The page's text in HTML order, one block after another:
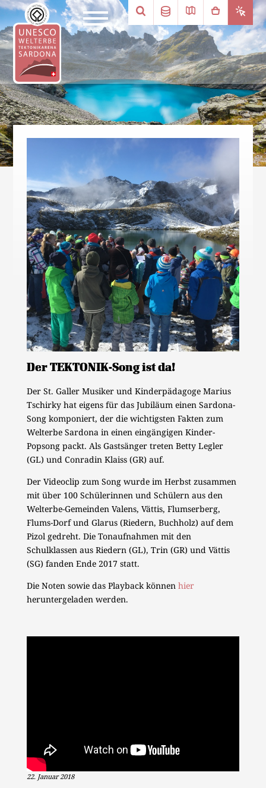
Der TEKTONIK-Song ist da!
Der St. Galler Musiker und Kinderpädagoge Marius
Tschirky hat eigens für das Jubiläum einen Sardona-
Song komponiert, der die wichtigsten Fakten zum
Welterbe Sardona in einen eingängigen Kinder-
Popsong packt. Als Gastsänger treten Betty Legler
(GL) und Conradin Klaiss (GR) auf.
Der Videoclip zum Song wurde im Herbst zusammen
mit über 100 Schülerinnen und Schülern aus den
Welterbe-Gemeinden Valens, Vättis, Flumserberg,
Flums-Dorf und Glarus (Riedern, Buchholz) auf dem
Pizol gedreht. Die Tonaufnahmen mit den
Schulklassen aus Riedern (GL), Trin (GR) und Vättis
(SG) fanden Ende 2017 statt.
Die Noten sowie das Playback können hier
heruntergeladen werden.
22. Januar 2018